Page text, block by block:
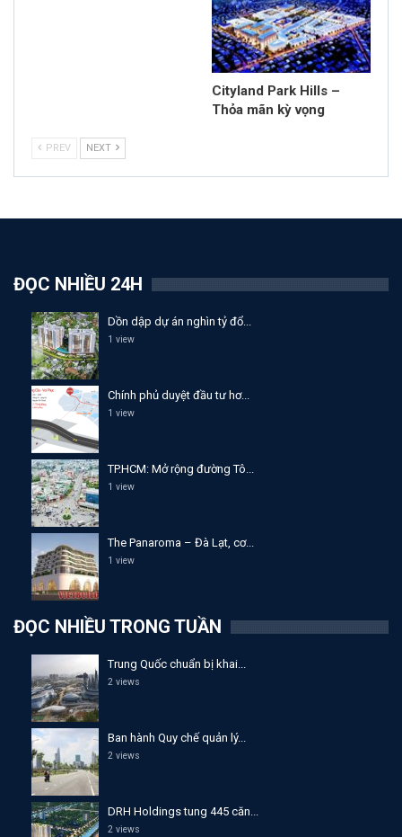
Cityland Park Hills –
Thỏa mãn kỳ vọng
PREV NEXT
ĐỌC NHIỀU 24H
Dồn dập dự án nghìn tỷ đổ...
1 view
Chính phủ duyệt đầu tư hơ...
1 view
TP.HCM: Mở rộng đường Tô...
1 view
The Panaroma – Đà Lạt, cơ...
1 view
ĐỌC NHIỀU TRONG TUẦN
Trung Quốc chuẩn bị khai...
2 views
Ban hành Quy chế quản lý...
2 views
DRH Holdings tung 445 căn...
2 views